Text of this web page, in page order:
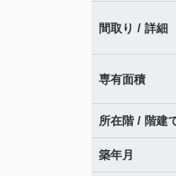
間取り / 詳細
専有面積
所在階 / 階建
築年月